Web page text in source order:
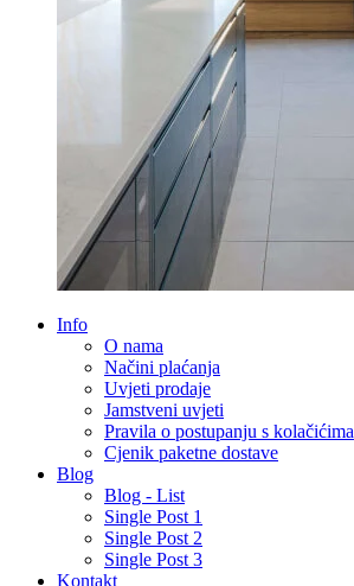
Info
O nama
Načini plaćanja
Uvjeti prodaje
Jamstveni uvjeti
Pravila o postupanju s kolačićima
Cjenik paketne dostave
Blog
Blog - List
Single Post 1
Single Post 2
Single Post 3
Kontakt